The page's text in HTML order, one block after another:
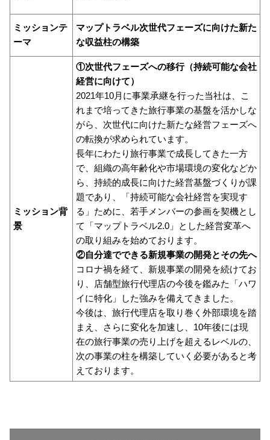
ミッションテ
ーマ
マップトラベル次世代フェーズに向けた新た
な収益柱の構築
ミッション背
景
①次世代フェーズへの移行（持続可能な会社
経営に向けて）
2021年10月に事業承継を行った当社は、こ
れまで培ってきた旅行事業の基盤を活かしな
がら、次世代に向けた新たな経営フェーズへ
の転換が求められています。
長年にわたり旅行事業で成長してきた一方
で、組織の高年齢化や市場環境の変化などか
ら、持続的成長に向けた経営基盤づくりが課
題であり、「持続可能な会社経営を実現す
る」ために、若手メンバーの参画を契機とし
て「マップトラベル2.0」とした経営変革へ
の取り組みを始めております。
②自分達でできる新規事業の開発とその先へ
コロナ禍を経て、新規事業の開発を続けてお
り、店舗型旅行代理店の今後を鑑みた「ハワ
イに特化」した強みを備えてきました。
今後は、旅行代理店を取り巻く外部環境を踏
まえ、さらに変化を加速し、10年後には現
在の旅行事業の売り上げを超えるレベルの、
次の事業の柱を構築していく必要があると考
えております。